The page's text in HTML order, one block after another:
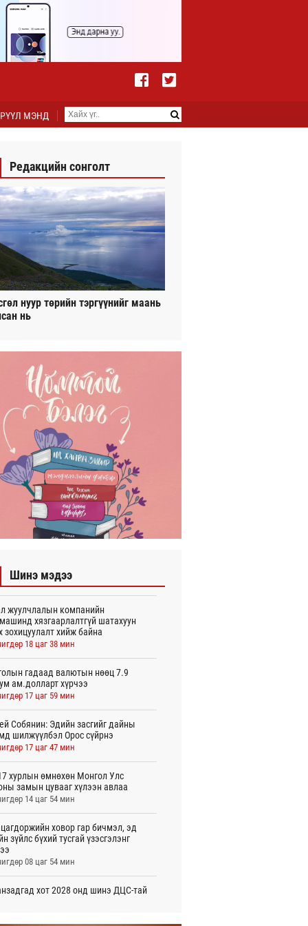
МЭНД
Редакцийн сонголт
нуур төрийн тэргүүнийг маань
нь
Шинэ мэдээ
жуулчлалын компанийн
хязгаарлалтгүй шатахуун
зохицуулалт хийж байна
18 цаг 38 мин
гадаад валютын нөөц 7.9
ам.долларт хүрчээ
17 цаг 59 мин
Собянин: Эдийн засгийг дайны
шилжүүлбэл Орос сүйрнэ
17 цаг 47 мин
хурлын өмнөхөн Монгол Улс
замын цувааг хүлээн авлаа
14 цаг 54 мин
ховор гар бичмэл, эд
зүйлс бүхий тусгай үзэсгэлэнг
08 цаг 54 мин
хот 2028 онд шинэ ДЦС-тай